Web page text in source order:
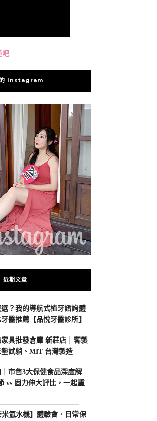
吧
的 Instagram
近期文章
？我的導航式植牙諮詢體
醫推薦【品悅牙醫診所】
具批發倉庫 新莊店｜客製
試躺、MIT 台灣製造
市售3大保健食品深度解
vs 固力伸大評比，一起重
氫水機】體驗會．日常保